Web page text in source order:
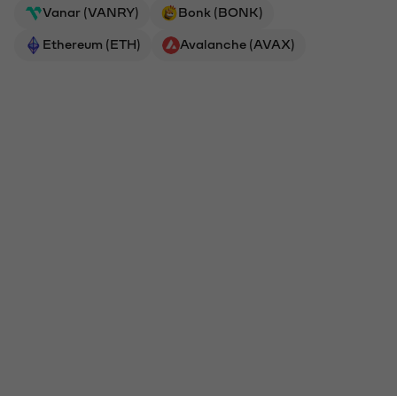
Vanar (VANRY) Bonk (BONK)
Ethereum (ETH) Avalanche (AVAX)